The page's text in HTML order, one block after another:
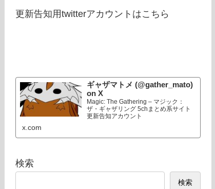
更新告知用twitterアカウントはこちら
ギャザマトメ (@gather_mato)
on X
Magic: The Gathering – マジック：
ザ・ギャザリング 5chまとめ系サイト
更新告知アカウント
x.com
検索
検索